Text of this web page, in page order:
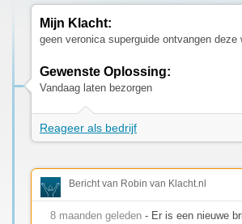
Mijn Klacht:
geen veronica superguide ontvangen deze
Gewenste Oplossing:
Vandaag laten bezorgen
Reageer als bedrijf
Bericht van Robin van Klacht.nl
8 maanden geleden - Er is een nieuwe